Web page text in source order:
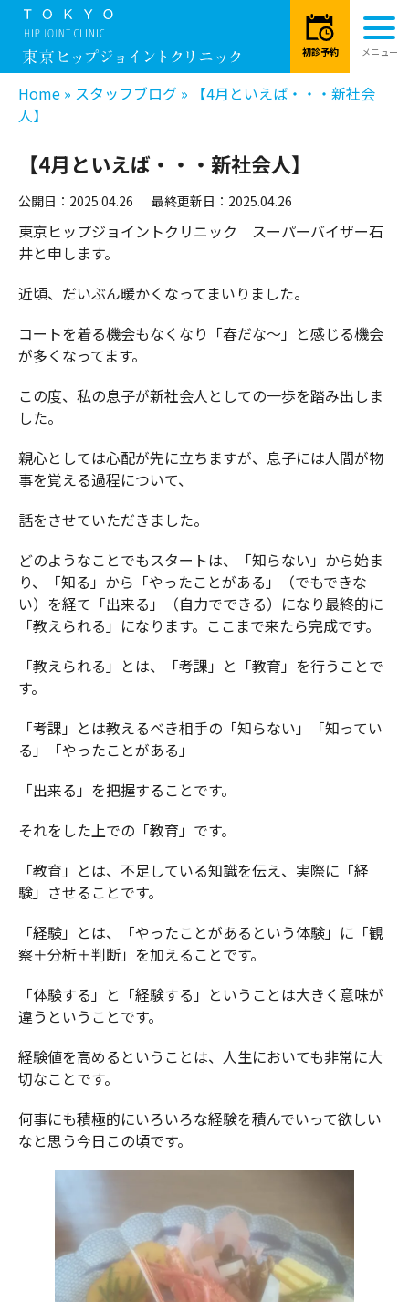
Home » スタッフブログ »
【4月といえば・・・新社会
人】
【4月といえば・・・新社会人】
公開日：2025.04.26 最終更新日：2025.04.26
東京ヒップジョイントクリニック スーパーバイザー石
井と申します。
近頃、だいぶん暖かくなってまいりました。
コートを着る機会もなくなり「春だな～」と感じる機会
が多くなってます。
この度、私の息子が新社会人としての一歩を踏み出しま
した。
親心としては心配が先に立ちますが、息子には人間が物
事を覚える過程について、
話をさせていただきました。
どのようなことでもスタートは、「知らない」から始ま
り、「知る」から「やったことがある」（でもできな
い）を経て「出来る」（自力でできる）になり最終的に
「教えられる」になります。ここまで来たら完成です。
「教えられる」とは、「考課」と「教育」を行うことで
す。
「考課」とは教えるべき相手の「知らない」「知ってい
る」「やったことがある」
「出来る」を把握することです。
それをした上での「教育」です。
「教育」とは、不足している知識を伝え、実際に「経
験」させることです。
「経験」とは、「やったことがあるという体験」に「観
察＋分析＋判断」を加えることです。
「体験する」と「経験する」ということは大きく意味が
違うということです。
経験値を高めるということは、人生においても非常に大
切なことです。
何事にも積極的にいろいろな経験を積んでいって欲しい
なと思う今日この頃です。